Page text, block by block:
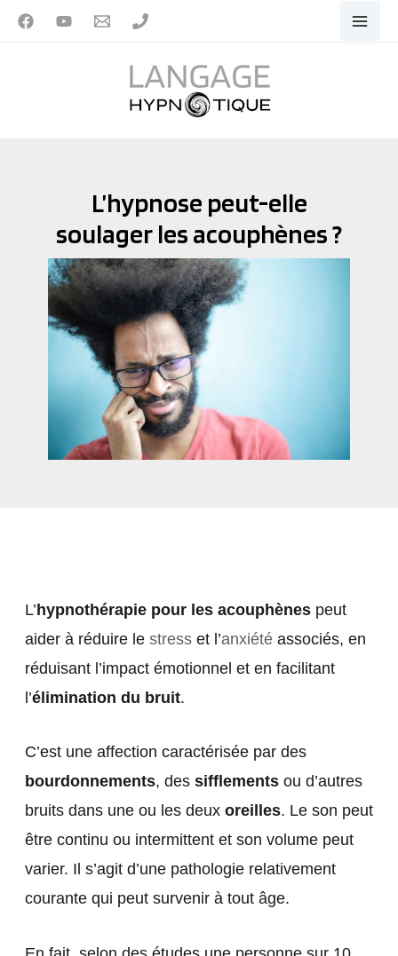
Aller
L’hypnose peut-elle
soulager les acouphènes ?
L’hypnothérapie pour les acouphènespeut
aider à réduire lestresset l’anxiétéassociés, en
réduisant l’impact émotionnel et en facilitant
l’élimination du bruit.
C’est une affection caractérisée par des
bourdonnements, des sifflementsou d’autres
bruits dans une ou les deux oreilles. Le son peut
être continu ou intermittent et son volume peut
varier. Il s’agit d’une pathologie relativement
courante qui peut survenir à tout âge.